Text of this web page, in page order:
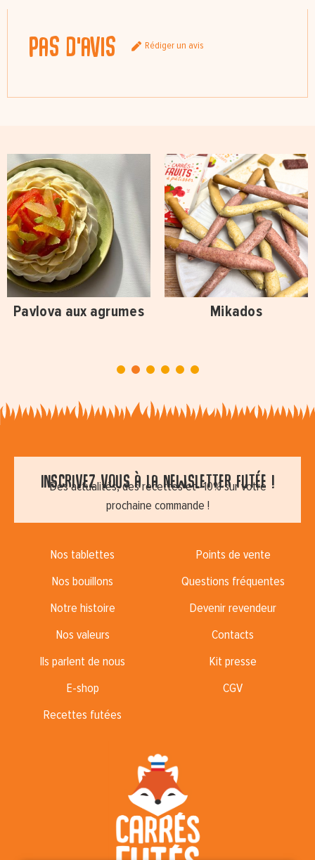
Pas d'avis Rédiger un avis
Pavlova aux agrumes Mikados
3 4 5 6
Inscrivez vous à la newsletter futée !
Des actualités, des recettes et -10% sur votre
prochaine commande !
Nos tablettes
Nos bouillons
Notre histoire
Nos valeurs
Ils parlent de nous
E-shop
Recettes futées
Points de vente
Questions fréquentes
Devenir revendeur
Contacts
Kit presse
CGV